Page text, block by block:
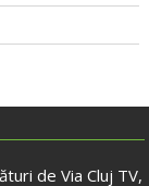
de Via Cluj TV,